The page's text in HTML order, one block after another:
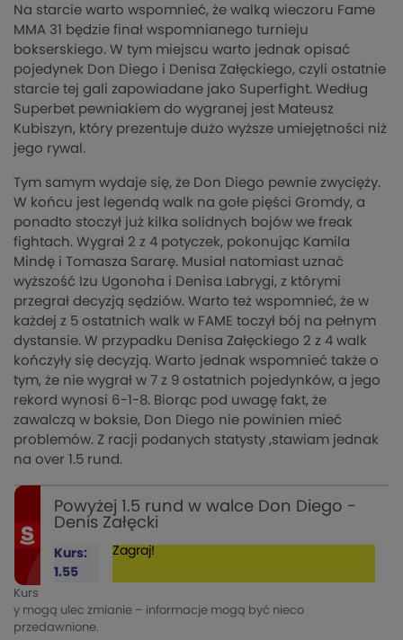
Na starcie warto wspomnieć, że walką wieczoru Fame
MMA 31 będzie finał wspomnianego turnieju
bokserskiego. W tym miejscu warto jednak opisać
pojedynek Don Diego i Denisa Załęckiego, czyli ostatnie
starcie tej gali zapowiadane jako Superfight. Według
Superbet pewniakiem do wygranej jest Mateusz
Kubiszyn, który prezentuje dużo wyższe umiejętności niż
jego rywal.
Tym samym wydaje się, że Don Diego pewnie zwycięży.
W końcu jest legendą walk na gołe pięści Gromdy, a
ponadto stoczył już kilka solidnych bojów we freak
fightach. Wygrał 2 z 4 potyczek, pokonując Kamila
Mindę i Tomasza Sararę. Musiał natomiast uznać
wyższość Izu Ugonoha i Denisa Labrygi, z którymi
przegrał decyzją sędziów. Warto też wspomnieć, że w
każdej z 5 ostatnich walk w FAME toczył bój na pełnym
dystansie. W przypadku Denisa Załęckiego 2 z 4 walk
kończyły się decyzją. Warto jednak wspomnieć także o
tym, że nie wygrał w 7 z 9 ostatnich pojedynków, a jego
rekord wynosi 6-1-8. Biorąc pod uwagę fakt, że
zawalczą w boksie, Don Diego nie powinien mieć
problemów. Z racji podanych statysty ,stawiam jednak
na over 1.5 rund.
Powyżej 1.5 rund w walce Don Diego -
Denis Załęcki
Kurs:
1.55
Zagraj!
Kurs
y mogą ulec zmianie – informacje mogą być nieco
przedawnione.